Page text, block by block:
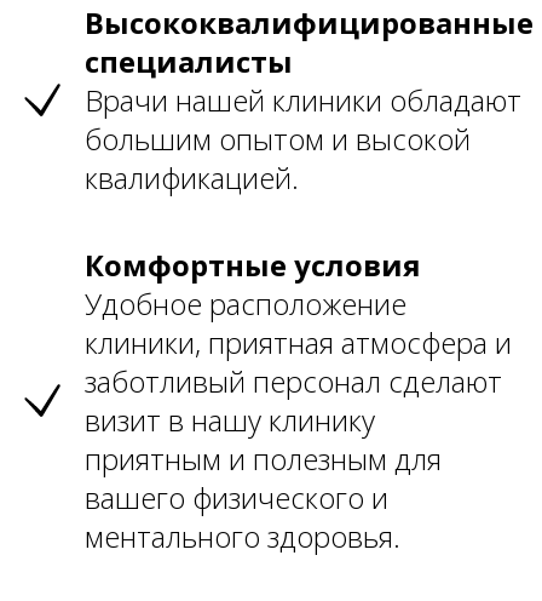
Высококвалифицированные
специалисты
Врачи нашей клиники обладают
большим опытом и высокой
квалификацией.
Комфортные условия
Удобное расположение
клиники, приятная атмосфера и
заботливый персонал сделают
визит в нашу клинику
приятным и полезным для
вашего физического и
ментального здоровья.